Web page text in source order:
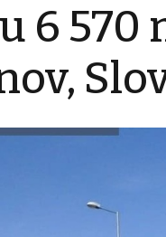
6 570